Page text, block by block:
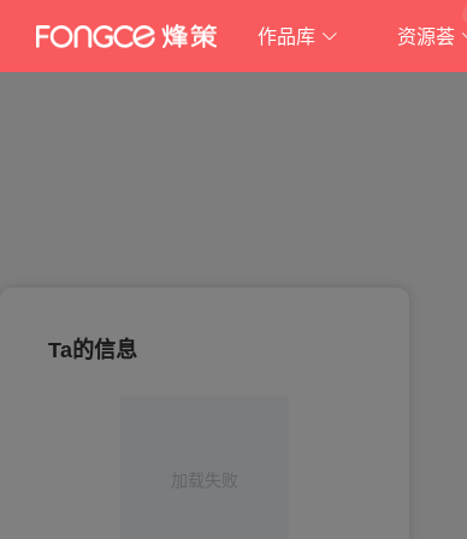
作品库 资源荟
Ta的信息
加载失败